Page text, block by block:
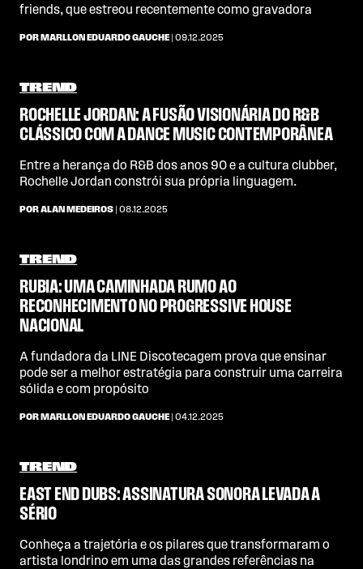
friends, que estreou recentemente como gravadora
POR MARLLON EDUARDO GAUCHE | 09.12.2025
TREND
ROCHELLE JORDAN: A FUSÃO VISIONÁRIA DO R&B
CLÁSSICO COM A DANCE MUSIC CONTEMPORÂNEA
Entre a herança do R&B dos anos 90 e a cultura clubber,
Rochelle Jordan constrói sua própria linguagem.
POR ALAN MEDEIROS | 08.12.2025
TREND
RUBIA: UMA CAMINHADA RUMO AO
RECONHECIMENTO NO PROGRESSIVE HOUSE
NACIONAL
A fundadora da LINE Discotecagem prova que ensinar
pode ser a melhor estratégia para construir uma carreira
sólida e com propósito
POR MARLLON EDUARDO GAUCHE | 04.12.2025
TREND
EAST END DUBS: ASSINATURA SONORA LEVADA A
SÉRIO
Conheça a trajetória e os pilares que transformaram o
artista londrino em uma das grandes referências na